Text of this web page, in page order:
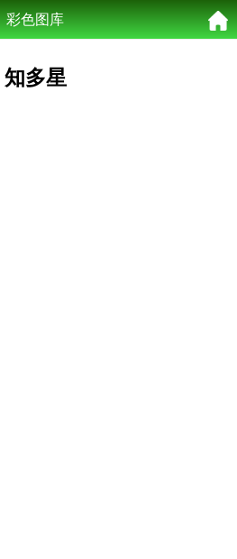
彩色图库
知多星